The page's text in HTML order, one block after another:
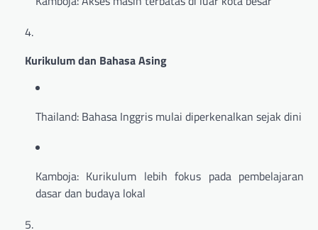
Kurikulum dan Bahasa Asing
Thailand: Bahasa Inggris mulai diperkenalkan sejak dini
Kamboja: Kurikulum lebih fokus pada pembelajaran
dasar dan budaya lokal